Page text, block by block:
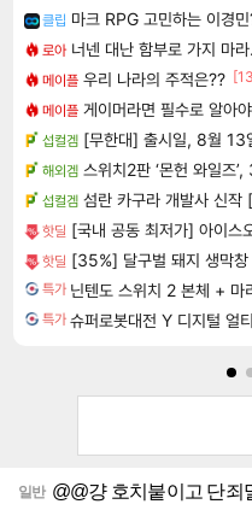
클립 마크 RPG 고민하는 이경
로아 너넨 대난 함부로 가지 마
메이플 우리 나라의 주적은??
메이플 게이머라면 필수로 알아
섭컬겜 [무한대] 출시일, 8월 13
해외겜 스위치2판 ‘몬헌 와일즈
섭컬겜 섬란 카구라 개발사 신작
핫딜 [국내 공동 최저가] 아이
핫딜 [35%] 달구벌 돼지 생막
특가
특가
일반 @@걍 호치붙이고 단죄